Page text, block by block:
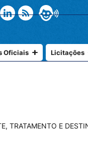
Oficiais Licitações
TRATAMENTO E